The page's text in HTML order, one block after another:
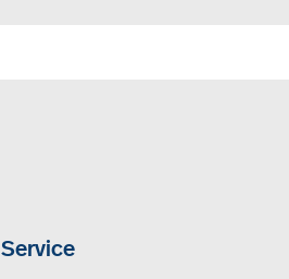
Service